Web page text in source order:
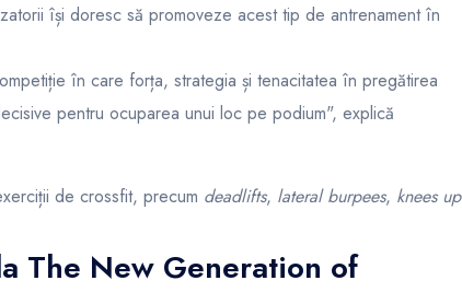
își doresc să promoveze acest tip de antrenament în
în care forța, strategia și tenacitatea în pregătirea
pentru ocuparea unui loc pe podium", explică
de crossfit, precum deadlifts, lateral burpees, knees up
The New Generation of